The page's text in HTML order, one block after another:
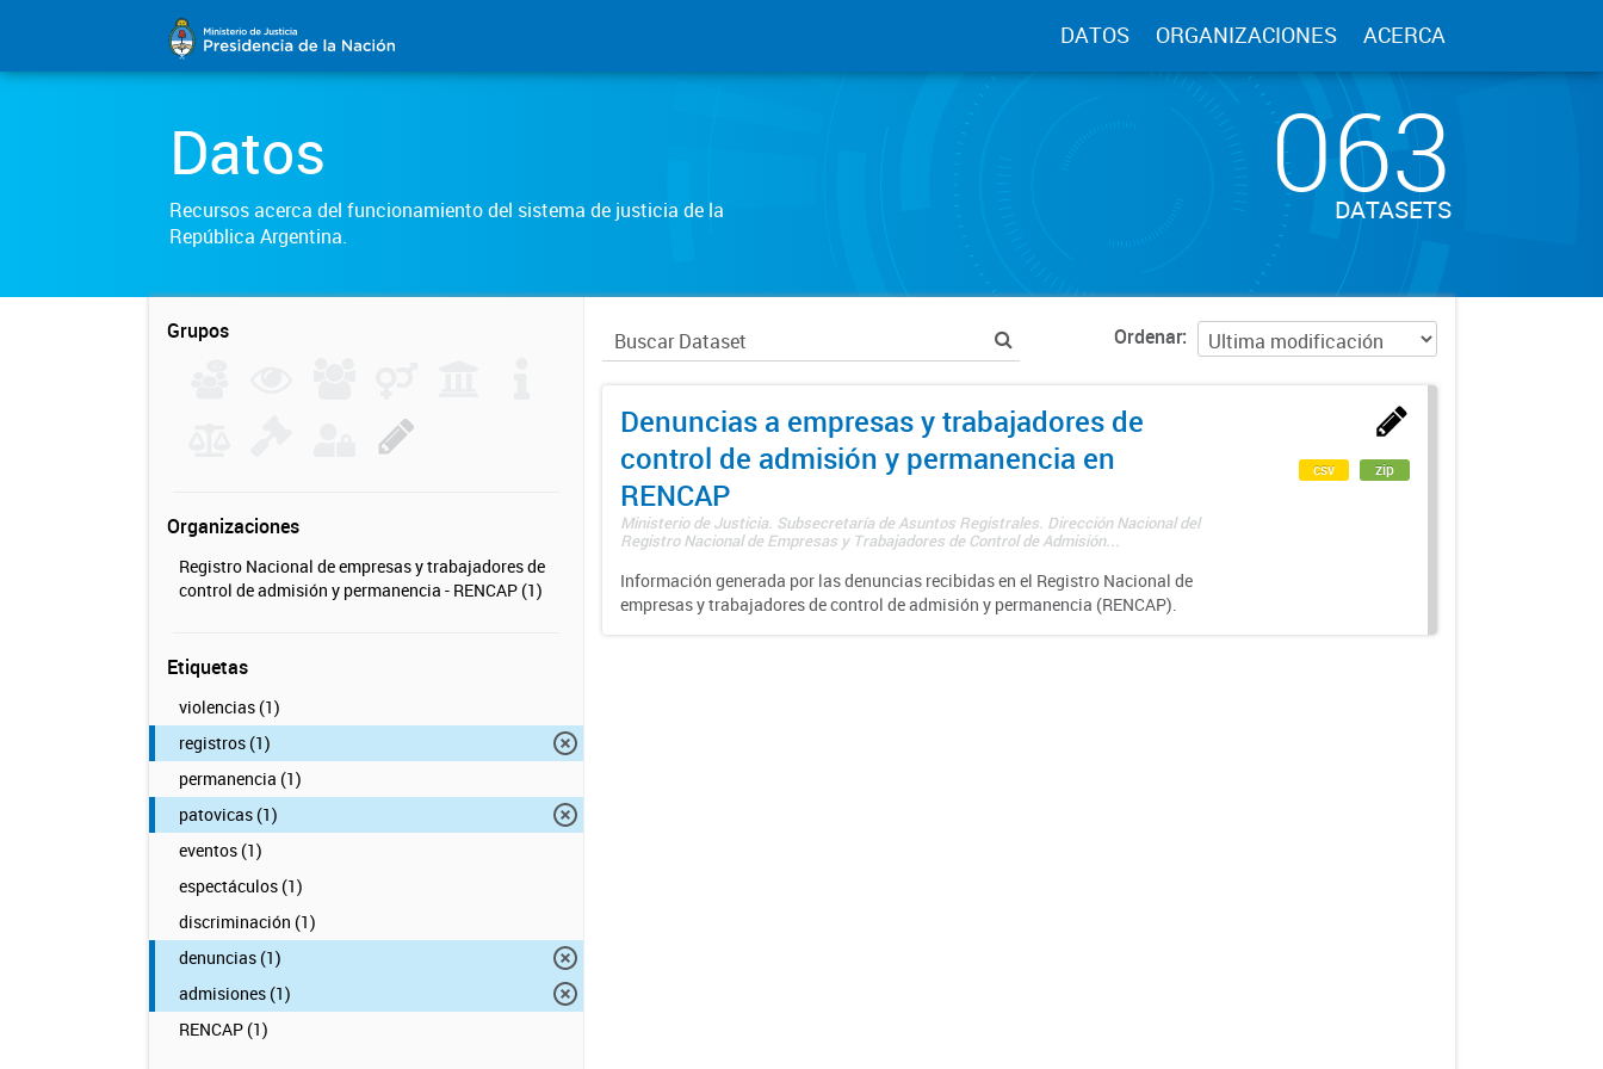
DATOS ORGANIZACIONES ACERCA
Datos
Recursos acerca del funcionamiento del sistema de justicia de la
República Argentina.
063
DATASETS
Grupos
Organizaciones
Registro Nacional de empresas y trabajadores de
control de admisión y permanencia - RENCAP (1)
Etiquetas
violencias (1)
registros (1)
permanencia (1)
patovicas (1)
eventos (1)
espectáculos (1)
discriminación (1)
denuncias (1)
admisiones (1)
RENCAP (1)
Ordenar
Denuncias a empresas y trabajadores de
control de admisión y permanencia en
RENCAP
Ministerio de Justicia. Subsecretaría de Asuntos Registrales. Dirección Nacional del
Registro Nacional de Empresas y Trabajadores de Control de Admisión...
Información generada por las denuncias recibidas en el Registro Nacional de
empresas y trabajadores de control de admisión y permanencia (RENCAP).
csv zip